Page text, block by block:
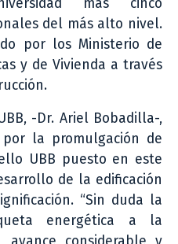
más cinco
del más alto nivel.
por los Ministerio de
y de Vivienda a través
-Dr. Ariel Bobadilla-,
la promulgación de
UBB puesto en este
de la edificación
“Sin duda la
energética a la